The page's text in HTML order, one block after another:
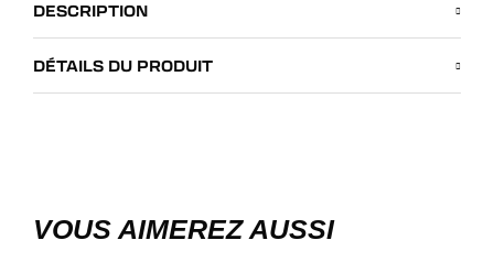
DESCRIPTION
DÉTAILS DU PRODUIT
VOUS AIMEREZ AUSSI